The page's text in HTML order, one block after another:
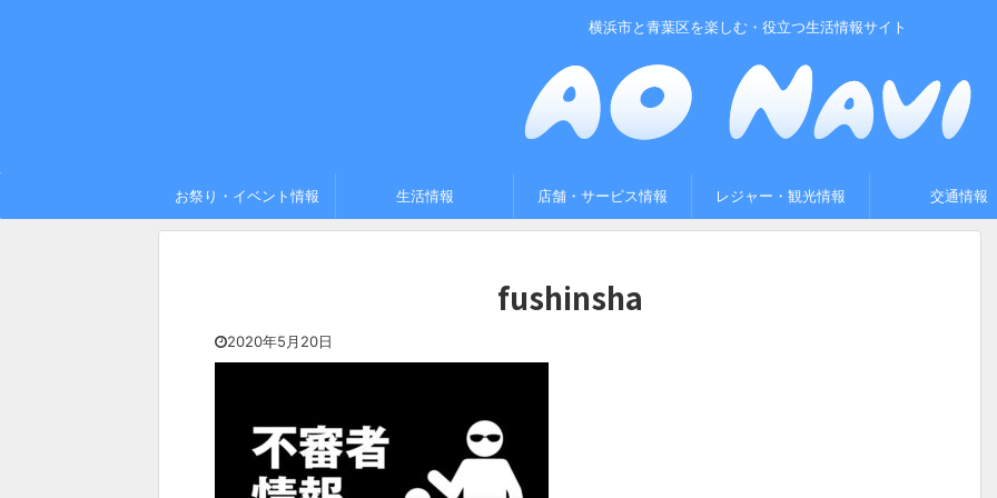
横浜市と青葉区を楽しむ・役立つ生活情報サイト
お祭り・イベント情報 生活情報 店舗・サービス情報 レジャー・観光情報 交通情報
fushinsha
2020年5月20日